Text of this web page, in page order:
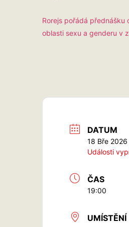
Rorejs pořádá přednášku
oblasti sexu a genderu v
DATUM
18 Bře 2026
Události
ČAS
19:00
UMÍSTĚNÍ